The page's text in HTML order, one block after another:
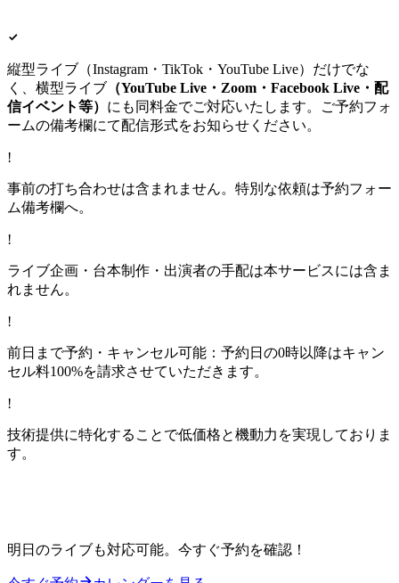
縦型ライブ（Instagram・TikTok・YouTube Live）だけでな
く、横型ライブ （YouTube Live・Zoom・Facebook Live・配
信イベント等） にも同料金でご対応いたします。ご予約フォ
ームの備考欄にて配信形式をお知らせください。
!
事前の打ち合わせは含まれません。特別な依頼は予約フォー
ム備考欄へ。
!
ライブ企画・台本制作・出演者の手配は本サービスには含ま
れません。
!
前日まで予約・キャンセル可能：予約日の0時以降はキャン
セル料100%を請求させていただきます。
!
技術提供に特化することで低価格と機動力を実現しておりま
す。
明日のライブも対応可能。今すぐ予約を確認！